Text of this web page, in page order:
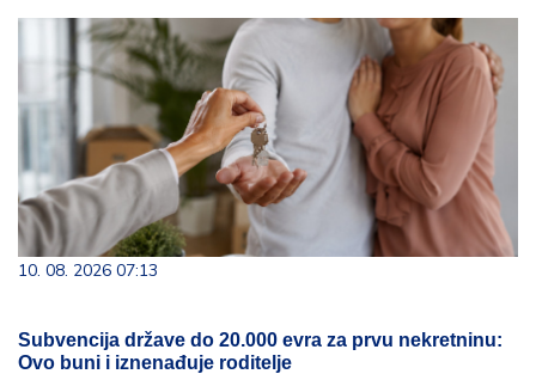
10. 08. 2026 07:13
Subvencija države do 20.000 evra za prvu nekretninu:
Ovo buni i iznenađuje roditelje